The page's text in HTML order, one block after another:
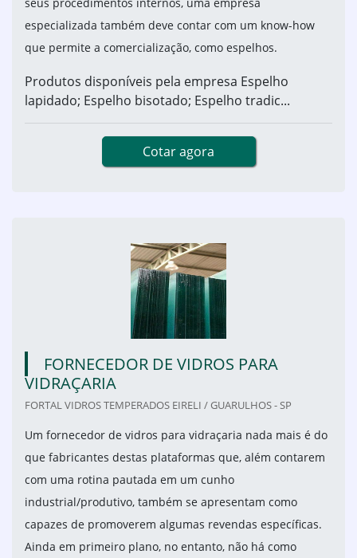
especializada também deve contar com um know-how
que permite a comercialização, como espelhos.
Produtos disponíveis pela empresa Espelho
lapidado; Espelho bisotado; Espelho tradic...
Cotar agora
FORNECEDOR DE VIDROS PARA
VIDRAÇARIA
FORTAL VIDROS TEMPERADOS EIRELI / GUARULHOS - SP
Um fornecedor de vidros para vidraçaria nada mais é do
que fabricantes destas plataformas que, além contarem
com uma rotina pautada em um cunho
industrial/produtivo, também se apresentam como
capazes de promoverem algumas revendas específicas.
Ainda em primeiro plano, no entanto, não há como